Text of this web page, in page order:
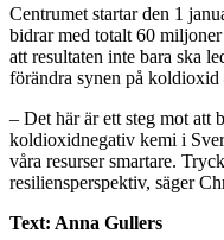
Centrumet startar den 1
bidrar med totalt 60
att resultaten inte bara ska
förändra synen på
– Det här är ett steg mot att
koldioxidnegativ kemi i
våra resurser smartare.
resiliensperspektiv, säger
Text: Anna Gullers